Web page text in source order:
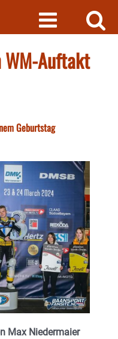
WM-Auftakt
Geburtstag
Max Niedermaier